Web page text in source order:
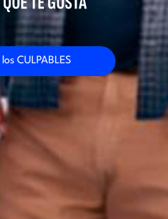
CULPABLES